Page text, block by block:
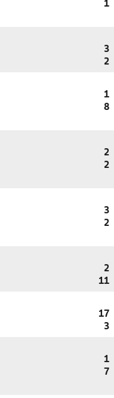
1
3
2
1
8
2
2
3
2
2
11
17
3
1
7